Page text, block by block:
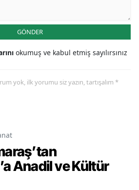
GÖNDER
okumuş ve kabul etmiş sayılırsınız
yok, ilk yorumu siz yazın, tartışalım *
Anadil ve Kültür